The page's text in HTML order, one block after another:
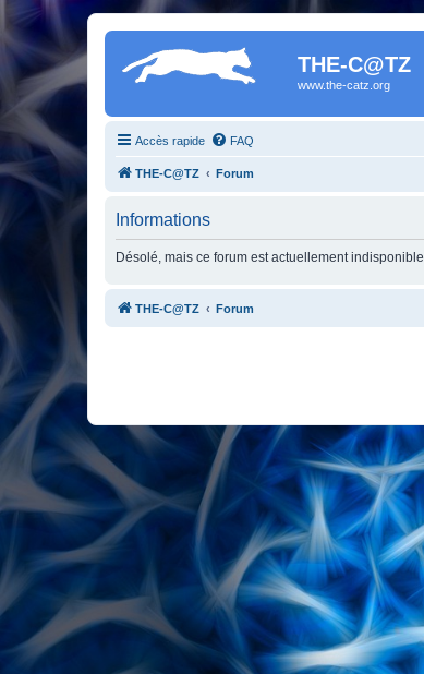
THE-C@TZ
www.the-catz.org
Accès rapide FAQ
THE-C@TZ Forum
Informations
Désolé, mais ce forum est actuellement indisponible.
THE-C@TZ Forum